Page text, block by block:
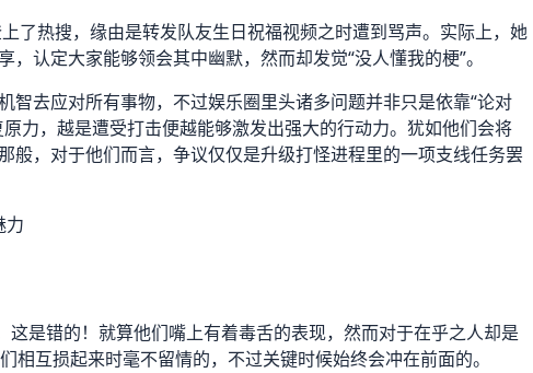
了热搜，缘由是转发队友生日祝福视频之时遭到骂声。实际上，她
认定大家能够领会其中幽默，然而却发觉“没人懂我的梗”。
智去应对所有事物，不过娱乐圈里头诸多问题并非只是依靠“论对
力，越是遭受打击便越能够激发出强大的行动力。犹如他们会将
般，对于他们而言，争议仅仅是升级打怪进程里的一项支线任务罢
这是错的！就算他们嘴上有着毒舌的表现，然而对于在乎之人却是
相互损起来时毫不留情的，不过关键时候始终会冲在前面的。